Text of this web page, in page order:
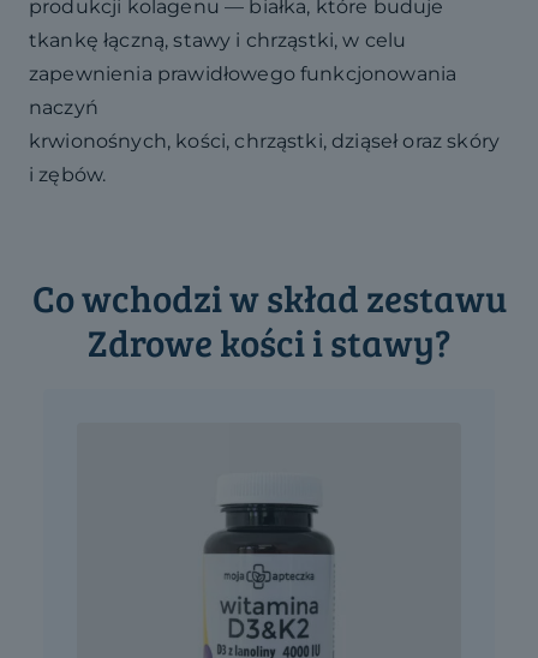
produkcji kolagenu — białka, które buduje
tkankę łączną, stawy i chrząstki, w celu
zapewnienia prawidłowego funkcjonowania
naczyń
krwionośnych, kości, chrząstki, dziąseł oraz skóry
i zębów.
Co wchodzi w skład zestawu
Zdrowe kości i stawy?